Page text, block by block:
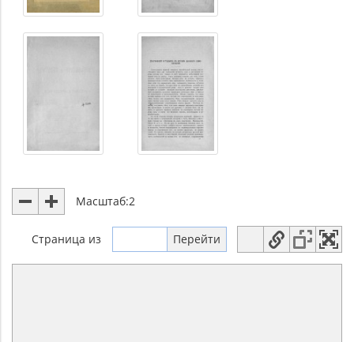
Масштаб:2
Страница из